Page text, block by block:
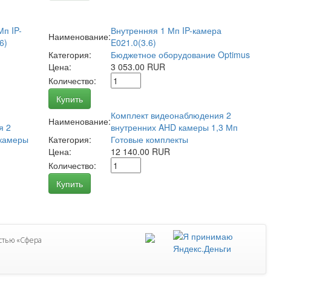
Наименование:Внутренняя 1 Мп IP-камера
E021.0(3.6)
Категория:
Бюджетное оборудование Optimus
Цена:
3 053.00 RUR
Количество:
Купить
Наименование:Комплект видеонаблюдения 2
внутренних AHD камеры 1,3 Мп
Категория:
Готовые комплекты
Цена:
12 140.00 RUR
Количество:
Купить
«Сфера